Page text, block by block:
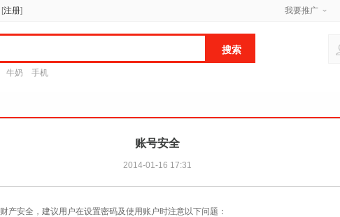
[注册] 我要推广
牛奶 手机
账号安全
2014-01-16 17:31
产安全，建议用户在设置密码及使用账户时注意以下问题：